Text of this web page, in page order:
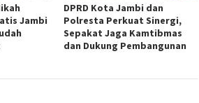
Jambi
DPRD Kota Jambi dan
Polresta Perkuat Sinergi,
Sepakat Jaga Kamtibmas
dan Dukung Pembangunan